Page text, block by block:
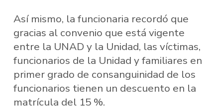
Así mismo, la funcionaria recordó que
gracias al convenio que está vigente
entre la UNAD y la Unidad, las víctimas,
funcionarios de la Unidad y familiares en
primer grado de consanguinidad de los
funcionarios tienen un descuento en la
matrícula del 15 %.